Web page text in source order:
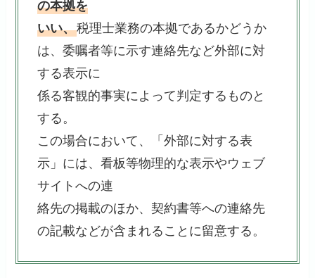
の本拠を
いい、税理士業務の本拠であるかどうか
は、委嘱者等に示す連絡先など外部に対
する表示に
係る客観的事実によって判定するものと
する。
この場合において、「外部に対する表
示」には、看板等物理的な表示やウェブ
サイトへの連
絡先の掲載のほか、契約書等への連絡先
の記載などが含まれることに留意する。